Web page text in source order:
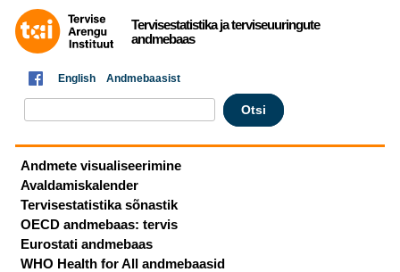
Tervisestatistika ja terviseuuringute
andmebaas
English Andmebaasist
Andmete visualiseerimine
Avaldamiskalender
Tervisestatistika sõnastik
OECD andmebaas: tervis
Eurostati andmebaas
WHO Health for All andmebaasid